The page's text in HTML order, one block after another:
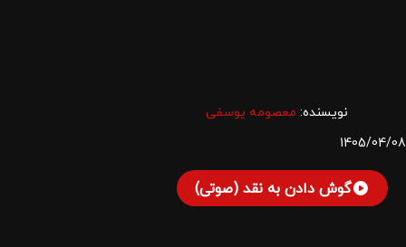
نویسنده: معصومه یوسفی
1405/04/08
گوش دادن به نقد (صوتی)